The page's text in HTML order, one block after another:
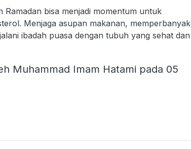
bisa menjadi momentum untuk
Menjaga asupan makanan, memperbanyak
ibadah puasa dengan tubuh yang sehat dan
Muhammad Imam Hatami pada 05